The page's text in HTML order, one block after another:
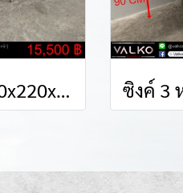
ซิงค์ 3 หลุม 70x220x85(+15) cm.